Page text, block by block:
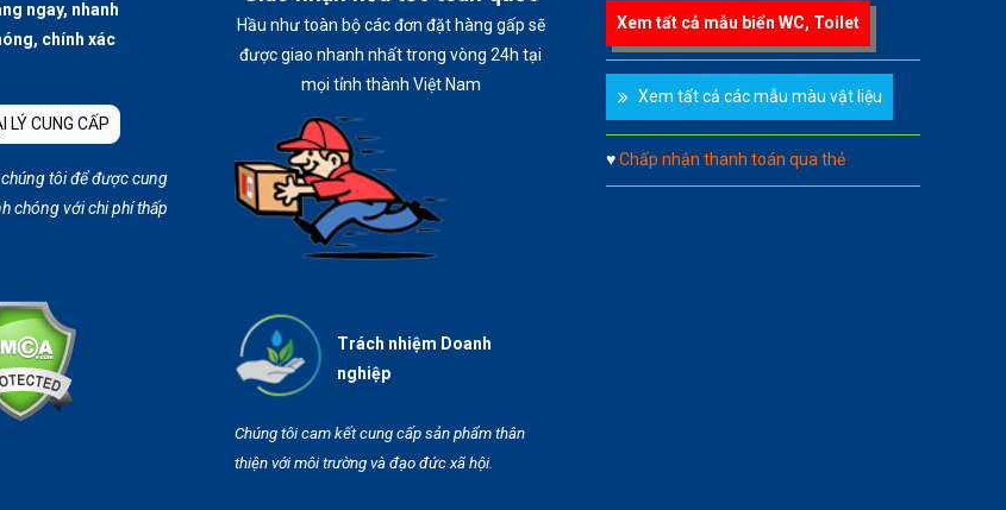
ngay, nhanh
chính xác
LÝ CUNG CẤP
tôi để được cung
chóng với chi phí thấp
Hầu như toàn bộ các đơn đặt hàng gấp sẽ
được giao nhanh nhất trong vòng 24h tại
mọi tỉnh thành Việt Nam
Trách nhiệm Doanh
nghiệp
Chúng tôi cam kết cung cấp sản phẩm thân
thiện với môi trường và đạo đức xã hội.
Xem tất cả mẫu biển WC, Toilet
Xem tất cả các mẫu màu vật liệu
♥Chấp nhận thanh toán qua thẻ